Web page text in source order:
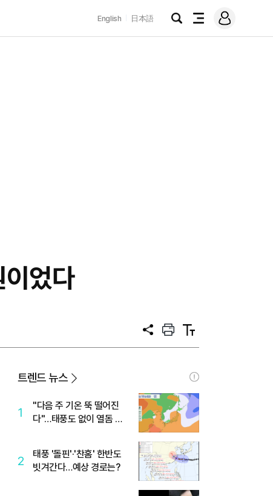
English 日本語
검
전
메
그
었다
공
프
트
텍
트
트렌드 뉴스
1
"다음 주 기온 뚝 떨어진
다"…태풍도 없이 열돔 박
2
태풍 '돌핀'·'찬홈' 한반도
빗겨간다…예상 경로는?